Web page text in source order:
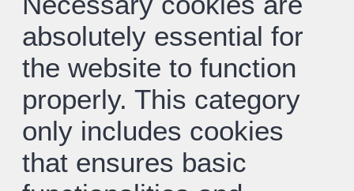
absolutely essential for
the website to function
properly. This category
only includes cookies
that ensures basic